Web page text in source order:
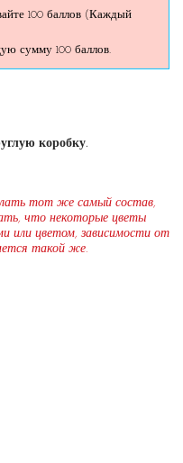
100 баллов (Каждый
сумму 100 баллов.
коробку.
тот же самый состав,
что некоторые цветы
или цветом, зависимости от
такой же.